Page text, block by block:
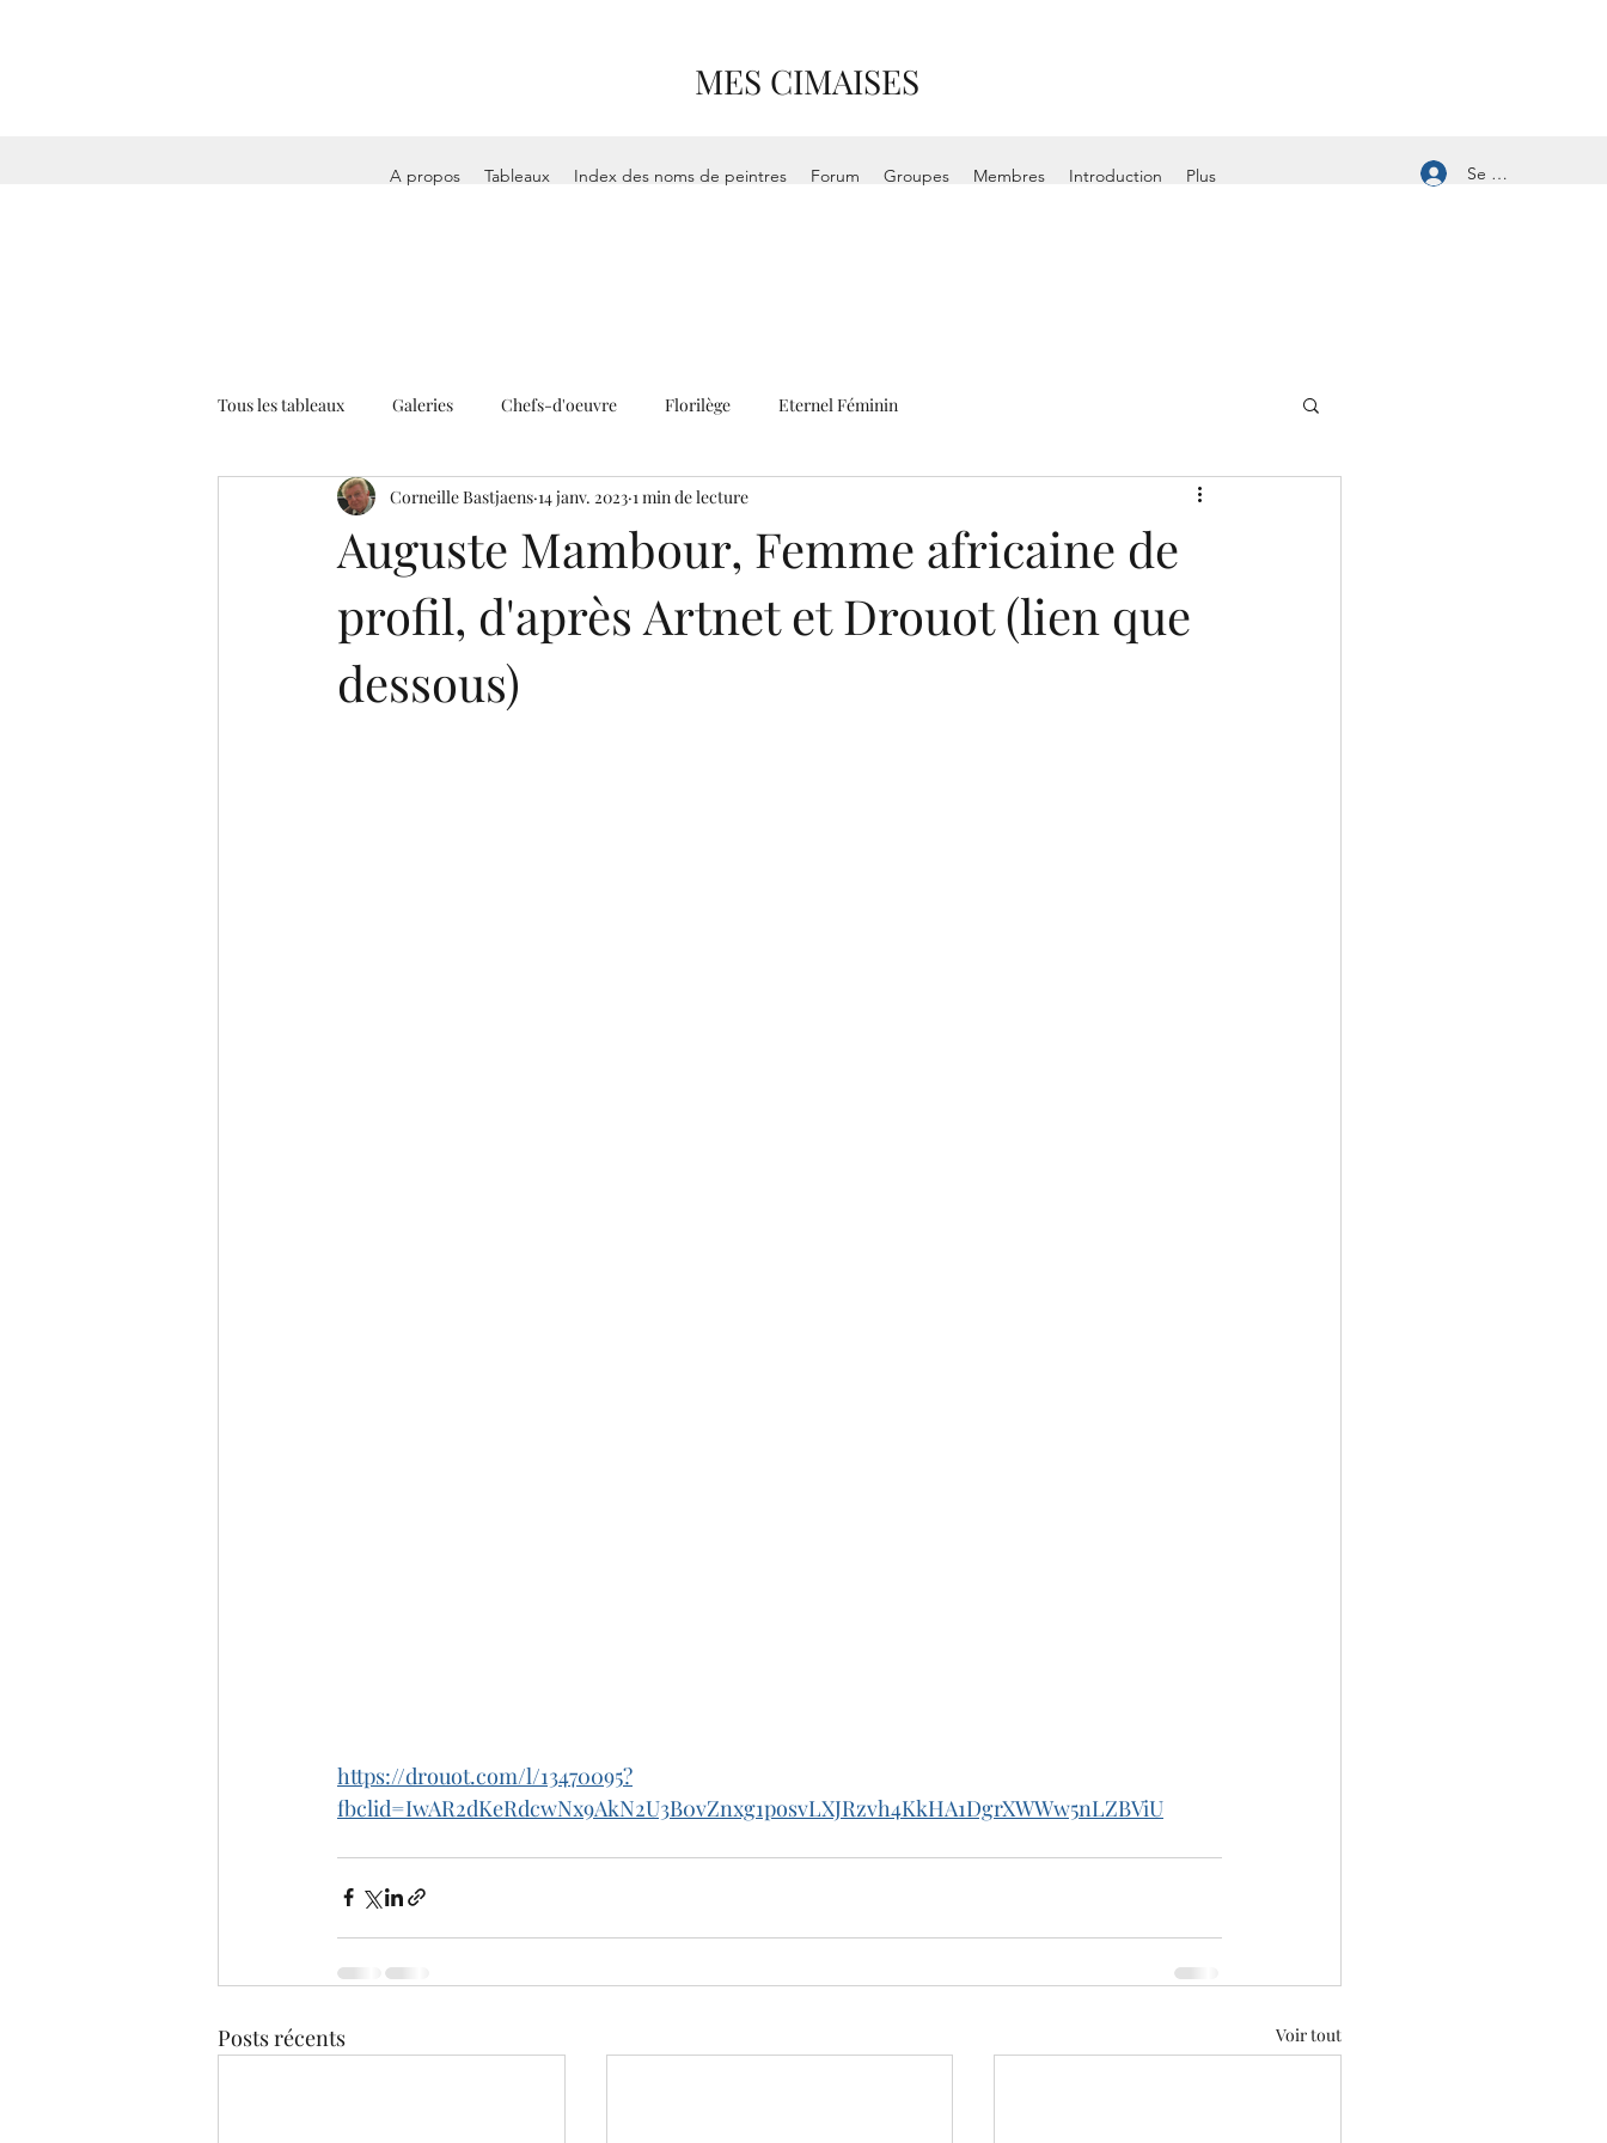
MES CIMAISES
A propos Tableaux Index des noms de peintres Forum Groupes Membres Introduction Plus Se connecter
Tous les tableaux Galeries Chefs-d'oeuvre Florilège Eternel Féminin
Auguste Mambour, Femme africaine de
profil, d'après Artnet et Drouot (lien que
dessous)
Corneille Bastjaens 14 janv. 2023 1 min de lecture
https://drouot.com/l/13470095?
fbclid=IwAR2dKeRdcwNx9AkN2U3B0vZnxg1posvLXJRzvh4KkHA1DgrXWWw5nLZBViU
Posts récents Voir tout